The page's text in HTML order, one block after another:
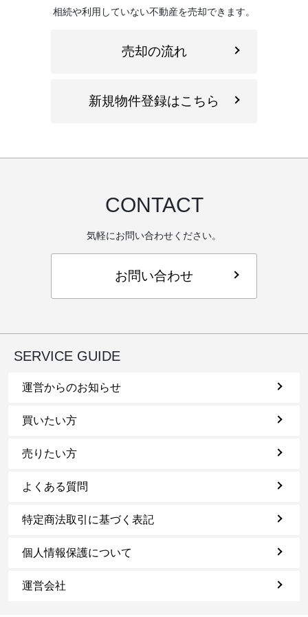
相続や利用していない不動産を売却できます。
売却の流れ
新規物件登録はこちら
CONTACT
気軽にお問い合わせください。
お問い合わせ
SERVICE GUIDE
運営からのお知らせ
買いたい方
売りたい方
よくある質問
特定商法取引に基づく表記
個人情報保護について
運営会社